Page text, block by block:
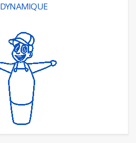
DYNAMIQUE